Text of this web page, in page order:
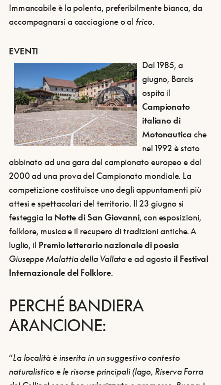
Immancabile è la polenta, preferibilmente bianca, da
accompagnarsi a cacciagione o alfrico.
EVENTI
Dal 1985, a
giugno, Barcis
ospita il
Campionato
italiano di
Motonautica che
nel 1992 è stato
abbinato ad una gara del campionato europeo e dal
2000 ad una prova del Campionato mondiale. La
competizione costituisce uno degli appuntamenti più
attesi e spettacolari del territorio. Il 23 giugno si
festeggia la Notte di San Giovanni, con esposizioni,
folklore, musica e il recupero di tradizioni antiche. A
luglio, il Premio letterario nazionale di poesia
Giuseppe Malattia della Vallatae ad agosto il Festival
Internazionale del Folklore.
PERCHÉ BANDIERA
ARANCIONE:
“La località è inserita in un suggestivocontesto
naturalisticoe le risorse principali(lago, Riserva Forra